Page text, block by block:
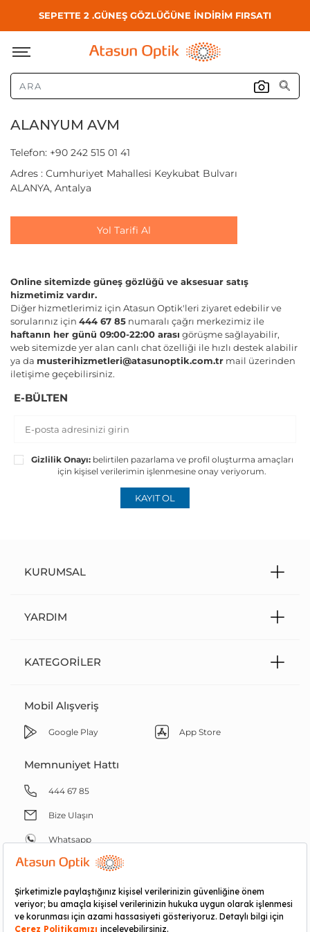
SEPETTE 2 .GÜNEŞ GÖZLÜĞÜNE İNDİRİM FIRSATI
ALANYUM AVM
Telefon: +90 242 515 01 41
Adres : Cumhuriyet Mahallesi Keykubat Bulvarı
ALANYA, Antalya
Yol Tarifi Al
Online sitemizde güneş gözlüğü ve aksesuar satış
hizmetimiz vardır.
Diğer hizmetlerimiz için Atasun Optik'leri ziyaret edebilir ve
sorularınız için 444 67 85 numaralı çağrı merkezimiz ile
haftanın her günü 09:00-22:00 arası görüşme sağlayabilir,
web sitemizde yer alan canlı chat özelliği ile hızlı destek alabilir
ya da musterihizmetleri@atasunoptik.com.tr mail üzerinden
iletişime geçebilirsiniz.
E-BÜLTEN
Gizlilik Onayı:belirtilen pazarlama ve profil oluşturma amaçları
için kişisel verilerimin işlenmesine onay veriyorum.
KAYIT OL
KURUMSAL
YARDIM
KATEGORILER
Mobil Alışveriş
Google Play App Store
Memnuniyet Hattı
444 67 85
Bize Ulaşın
Whatsapp